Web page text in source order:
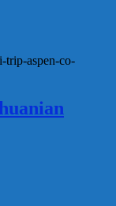
trip-aspen-co-